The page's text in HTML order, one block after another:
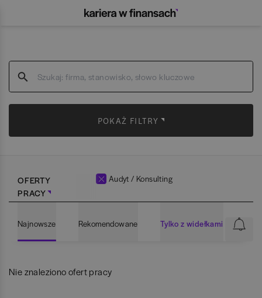
POKAŻ FILTRY
OFERTY
PRACY
Audyt / Konsulting
Najnowsze Rekomendowane Tylko z widełkami
Nie znaleziono ofert pracy